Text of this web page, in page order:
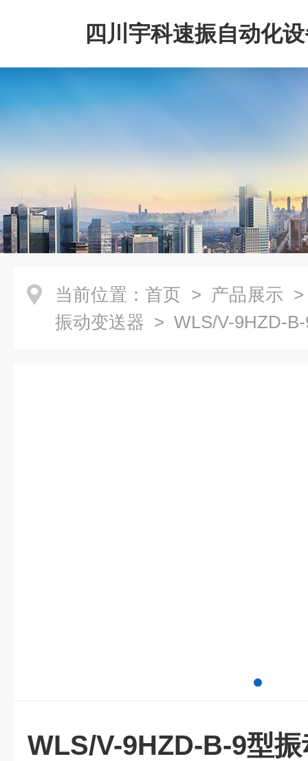
四川宇科速振自动化
公司
当前位置： 首页 > 产品展示
振动变送器 > WLS/V-9HZD-
WLS/V-9HZD-B-9型